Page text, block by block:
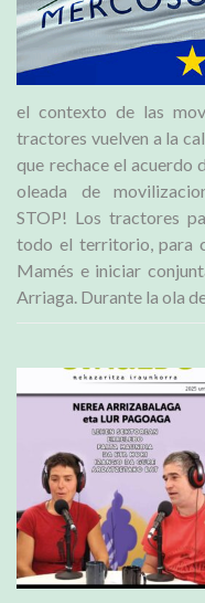
el contexto de las
tractores vuelven a la
que rechace el acuerdo
oleada de
STOP! Los tractores
todo el territorio, para
Mamés e iniciar
Arriaga. Durante la ola